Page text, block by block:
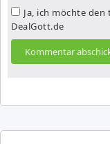
Ja, ich möchte
DealGott.de